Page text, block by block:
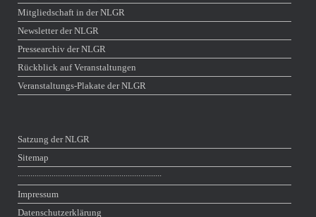
Mitgliedschaft in der NLGR
Newsletter der NLGR
Pressearchiv der NLGR
Rückblick auf Veranstaltungen
Veranstaltungs-Plakate der NLGR
Satzung der NLGR
Sitemap
∙∙∙∙∙∙∙∙∙∙∙∙∙∙∙∙∙∙∙∙∙∙∙∙∙∙∙∙∙∙∙∙∙∙∙∙∙∙∙∙∙∙∙∙∙∙∙∙∙∙∙∙∙∙∙∙∙∙∙∙∙∙∙∙∙∙∙∙
Impressum
Datenschutzerklärung